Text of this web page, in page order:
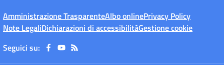
Amministrazione TrasparenteAlbo onlinePrivacy Policy
Note LegaliDichiarazioni di accessibilitàGestione cookie
Seguici su: